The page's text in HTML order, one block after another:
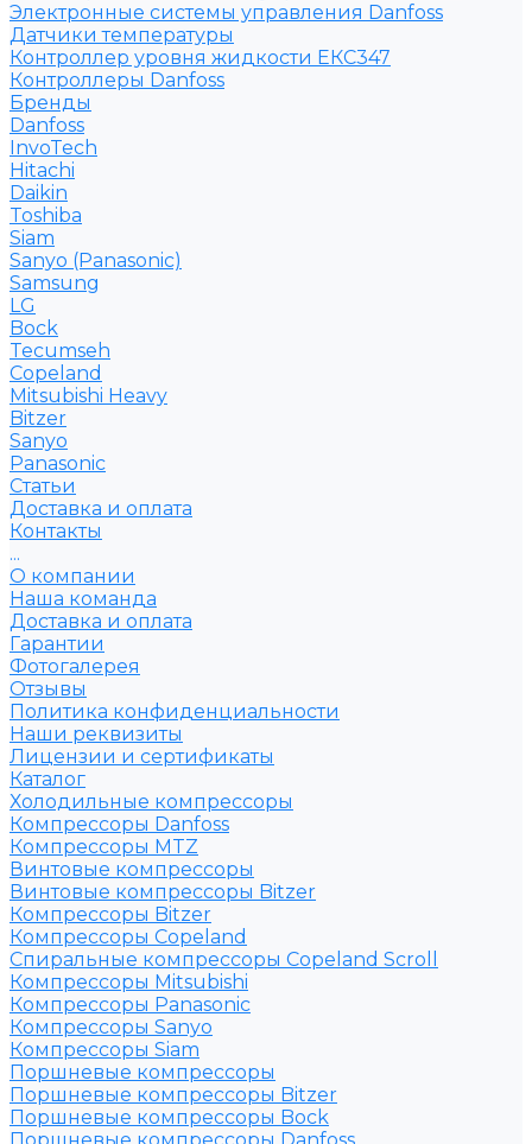
Электронные системы управления Danfoss
Датчики температуры
Контроллер уровня жидкости ЕКС347
Контроллеры Danfoss
Бренды
Danfoss
InvoTech
Hitachi
Daikin
Toshiba
Siam
Sanyo (Panasonic)
Samsung
LG
Bock
Tecumseh
Copeland
Mitsubishi Heavy
Bitzer
Sanyo
Рanasonic
Статьи
Доставка и оплата
Контакты
...
О компании
Наша команда
Доставка и оплата
Гарантии
Фотогалерея
Отзывы
Политика конфиденциальности
Наши реквизиты
Лицензии и сертификаты
Каталог
Холодильные компрессоры
Компрессоры Danfoss
Компрессоры MTZ
Винтовые компрессоры
Винтовые компрессоры Bitzer
Компрессоры Bitzer
Компрессоры Copeland
Спиральные компрессоры Copeland Scroll
Компрессоры Mitsubishi
Компрессоры Panasonic
Компрессоры Sanyo
Компрессоры Siam
Поршневые компрессоры
Поршневые компрессоры Bitzer
Поршневые компрессоры Bock